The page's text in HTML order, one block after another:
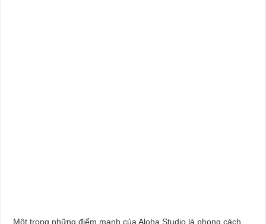
Một trong những điểm mạnh của Aloha Studio là phong cách